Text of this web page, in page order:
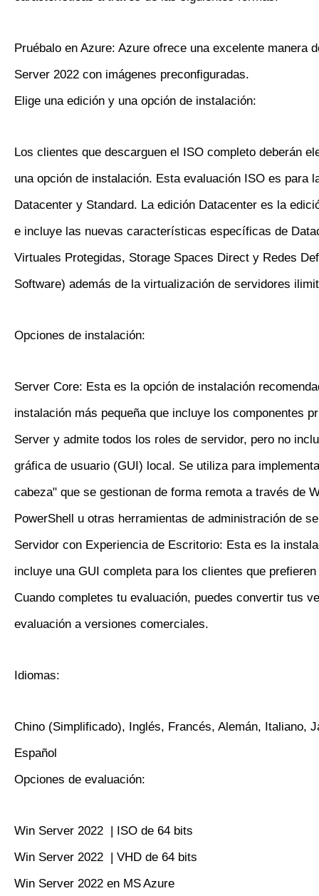
Pruébalo en Azure: Azure ofrece una excelente manera
Server 2022 con imágenes preconfiguradas.
Elige una edición y una opción de instalación:
Los clientes que descarguen el ISO completo deberán
una opción de instalación. Esta evaluación ISO es para
Datacenter y Standard. La edición Datacenter es la
e incluye las nuevas características específicas de
Virtuales Protegidas, Storage Spaces Direct y Redes
Software) además de la virtualización de servidores
Opciones de instalación:
Server Core: Esta es la opción de instalación
instalación más pequeña que incluye los componentes
Server y admite todos los roles de servidor, pero no
gráfica de usuario (GUI) local. Se utiliza para
cabeza" que se gestionan de forma remota a través de
PowerShell u otras herramientas de administración de
Servidor con Experiencia de Escritorio: Esta es la
incluye una GUI completa para los clientes que
Cuando completes tu evaluación, puedes convertir tus
evaluación a versiones comerciales.
Idiomas:
Chino (Simplificado), Inglés, Francés, Alemán, Italiano,
Español
Opciones de evaluación:
Win Server 2022 | ISO de 64 bits
Win Server 2022 | VHD de 64 bits
Win Server 2022 en MS Azure